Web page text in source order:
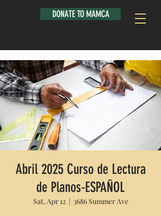
DONATE TO MAMCA
Abril 2025 Curso de Lectura
de Planos-ESPAÑOL
Sat, Apr 12
  |
3686 Summer Ave